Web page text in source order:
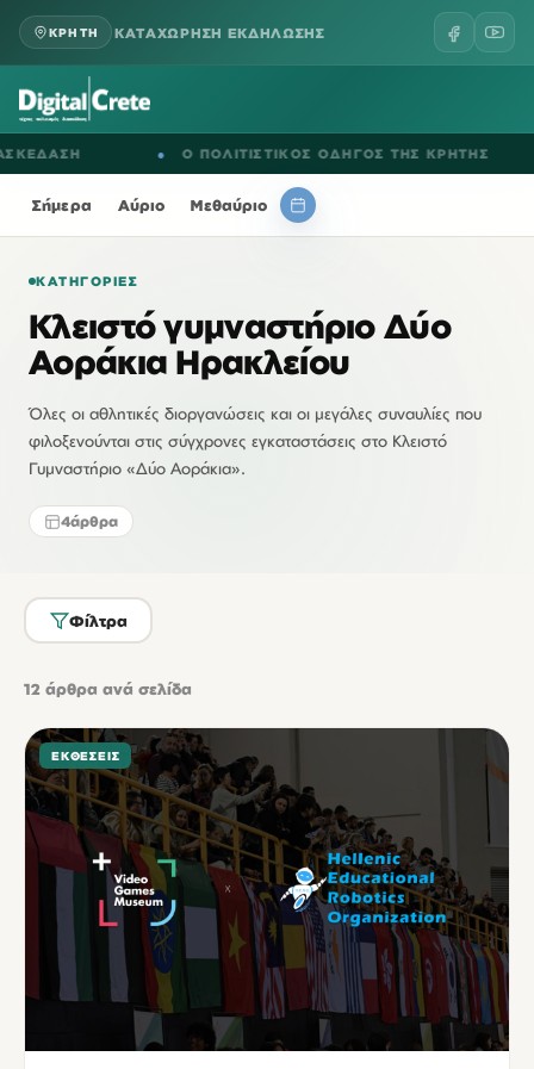
ΚΡΗΤΗ ΚΑΤΑΧΩΡΗΣΗ ΕΚΔΗΛΩΣΗΣ
Ο ΠΟΛΙΤΙΣΤΙΚΟΣ ΟΔΗΓΟΣ ΤΗΣ ΚΡΗΤΗΣ
Σήμερα Αύριο Μεθαύριο
ΚΑΤΗΓΟΡΊΕΣ
Κλειστό γυμναστήριο Δύο
Αοράκια Ηρακλείου
Όλες οι αθλητικές διοργανώσεις και οι μεγάλες συναυλίες που
φιλοξενούνται στις σύγχρονες εγκαταστάσεις στο Κλειστό
Γυμναστήριο «Δύο Αοράκια».
4άρθρα
Φίλτρα
12 άρθρα ανά σελίδα
ΕΚΘΈΣΕΙΣ